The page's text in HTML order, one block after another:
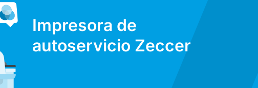
Impresora de
autoservicio Zeccer